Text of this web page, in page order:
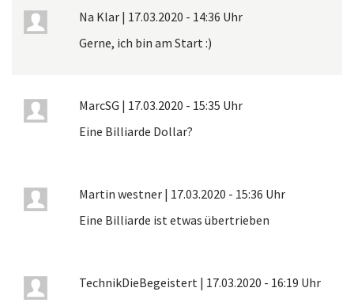
Na Klar | 17.03.2020 - 14:36 Uhr
Gerne, ich bin am Start :)
MarcSG | 17.03.2020 - 15:35 Uhr
Eine Billiarde Dollar?
Martin westner | 17.03.2020 - 15:36 Uhr
Eine Billiarde ist etwas übertrieben
TechnikDieBegeistert | 17.03.2020 - 16:19 Uhr